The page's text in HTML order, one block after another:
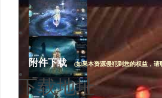
1/19
2/19
3/19
附件下载(如果本资源侵犯到您的权益，请
下载地址